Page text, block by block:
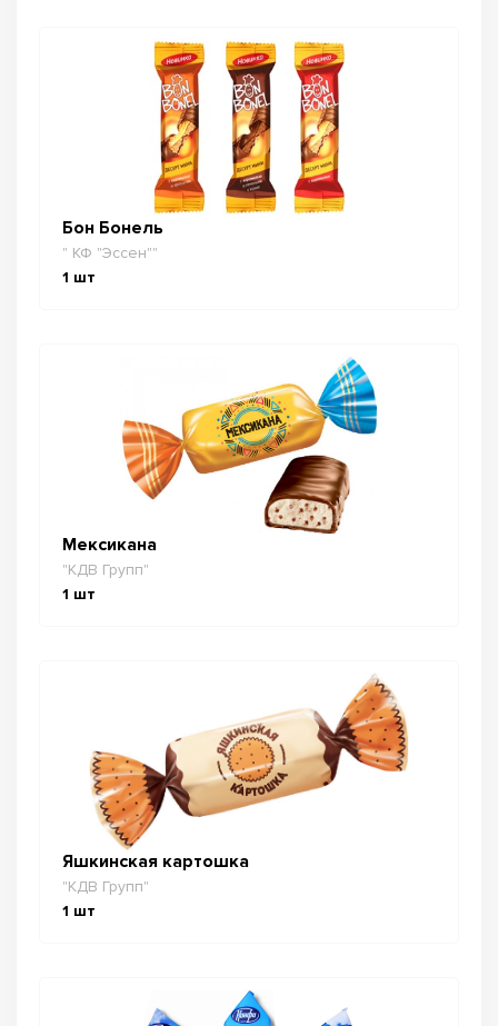
Бон Бонель
" КФ "Эссен""
1 шт
Мексикана
"КДВ Групп"
1 шт
Яшкинская картошка
"КДВ Групп"
1 шт